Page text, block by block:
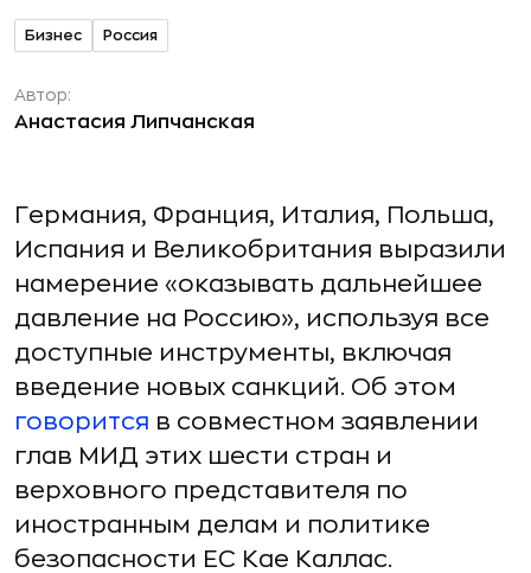
Бизнес Россия
Автор:
Анастасия Липчанская
Германия, Франция, Италия, Польша,
Испания и Великобритания выразили
намерение «оказывать дальнейшее
давление на Россию», используя все
доступные инструменты, включая
введение новых санкций. Об этом
говорится в совместном заявлении
глав МИД этих шести стран и
верховного представителя по
иностранным делам и политике
безопасности ЕС Кае Каллас.